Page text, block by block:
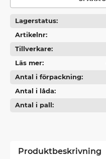
Lagerstatus
Artikelnr
Tillverkare
Läs mer
Antal i förpackning
Antal i låda
Antal i pall
Produktbeskrivning